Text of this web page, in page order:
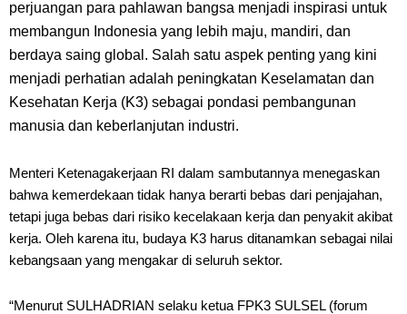
perjuangan para pahlawan bangsa menjadi inspirasi untuk
membangun Indonesia yang lebih maju, mandiri, dan
berdaya saing global. Salah satu aspek penting yang kini
menjadi perhatian adalah peningkatan Keselamatan dan
Kesehatan Kerja (K3) sebagai pondasi pembangunan
manusia dan keberlanjutan industri.
Menteri Ketenagakerjaan RI dalam sambutannya menegaskan
bahwa kemerdekaan tidak hanya berarti bebas dari penjajahan,
tetapi juga bebas dari risiko kecelakaan kerja dan penyakit akibat
kerja. Oleh karena itu, budaya K3 harus ditanamkan sebagai nilai
kebangsaan yang mengakar di seluruh sektor.
“Menurut SULHADRIAN selaku ketua FPK3 SULSEL (forum